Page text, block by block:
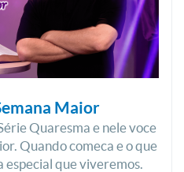
Maior
Quaresma e nele voce
Quando comeca e o que
especial que viveremos.